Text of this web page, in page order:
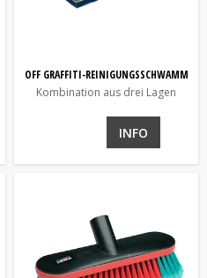
OFF GRAFFITI-REINIGUNGSSCHWAMM
Kombination aus drei Lagen
INFO